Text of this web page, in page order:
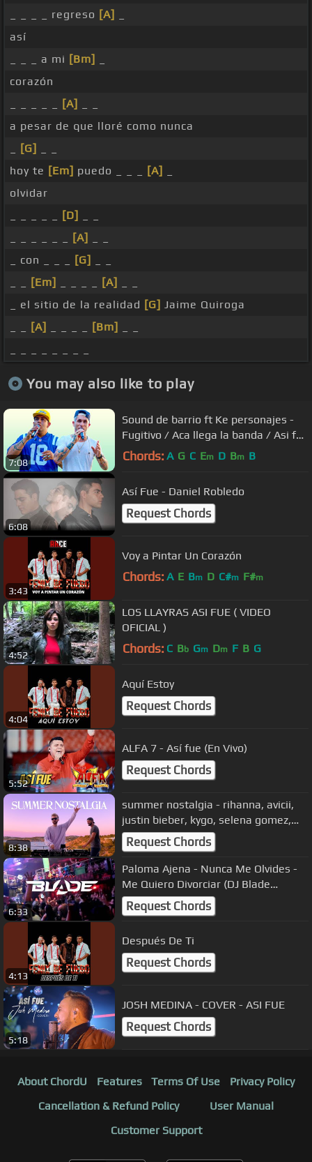
_ _ _ _ regreso [A]
así
_ _ _ a mi [Bm]
corazón
[A]
a pesar de que lloré como nunca
[G]
hoy te [Em] puedo _ _ _ [A]
olvidar
[D]
[A]
_ con _ _ _
[G]
[Em] [A]
_ el sitio de la realidad [G] Jaime Quiroga
[A] [Bm]
You may also like to play
7:08
Sound de barrio ft Ke personajes -
Fugitivo / Aca llega la banda / Asi fue
│ Video Clip Oficial 2021
Chords: A G C Em D Bm B
6:08
Así Fue - Daniel Robledo
Request Chords
3:43
Voy a Pintar Un Corazón
Chords: A E Bm D C#m F#m
4:52
LOS LLAYRAS ASI FUE ( VIDEO
OFICIAL )
Chords: C Bb Gm Dm F B G
4:04
Aquí Estoy
Request Chords
5:52
ALFA 7 - Así fue (En Vivo)
Request Chords
8:38
summer nostalgia - rihanna, avicii,
justin bieber, kygo, selena gomez,
alok, bastille, david guetta
Request Chords
6:33
Paloma Ajena - Nunca Me Olvides -
Me Quiero Divorciar (DJ Blade
Popayan)
Request Chords
4:13
Después De Ti
Request Chords
5:18
JOSH MEDINA - COVER - ASI FUE
Request Chords
About ChordU Features Terms Of Use
Privacy Policy
Cancellation & Refund Policy
User Manual
Customer Support